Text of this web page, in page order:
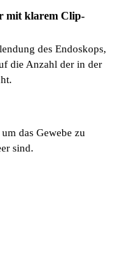
mit klarem Clip-
des Endoskops,
die Anzahl der in der
das Gewebe zu
sind.